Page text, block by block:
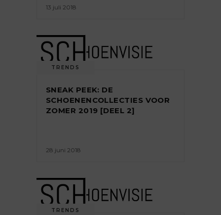
13 juli 2018
TRENDS
SNEAK PEEK: DE
SCHOENENCOLLECTIES VOOR
ZOMER 2019 [DEEL 2]
28 juni 2018
TRENDS